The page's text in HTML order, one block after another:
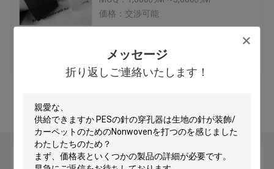
メッセージ
折り返しご連絡いたします！
非編まれた行間に書き込むこと
行間に書き込むこと
ワイシャツの行間に書き込むこと
価格：交渉可能
ベストプライス
メッセージ